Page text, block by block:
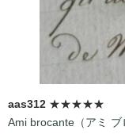
aas312 ★★★★★
Ami brocante（アミ ブ